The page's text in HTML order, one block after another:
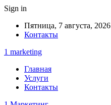
Sign in
Пятница, 7 августа, 2026
Контакты
1 marketing
Главная
Услуги
Контакты